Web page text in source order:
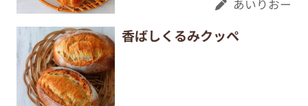
あいりおー
香ばしくるみクッペ